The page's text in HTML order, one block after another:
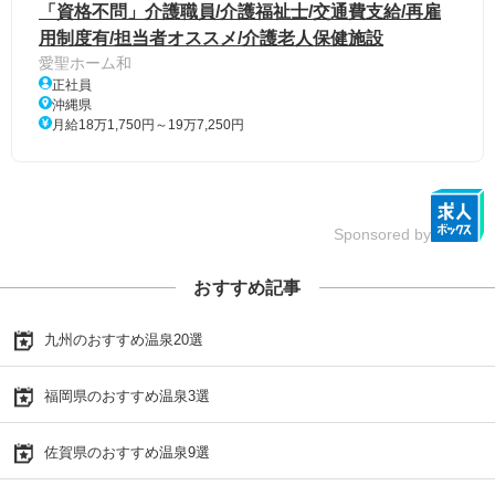
「資格不問」介護職員/介護福祉士/交通費支給/再雇
用制度有/担当者オススメ/介護老人保健施設
愛聖ホーム和
正社員
沖縄県
月給18万1,750円～19万7,250円
Sponsored by
おすすめ記事
九州のおすすめ温泉20選
福岡県のおすすめ温泉3選
佐賀県のおすすめ温泉9選